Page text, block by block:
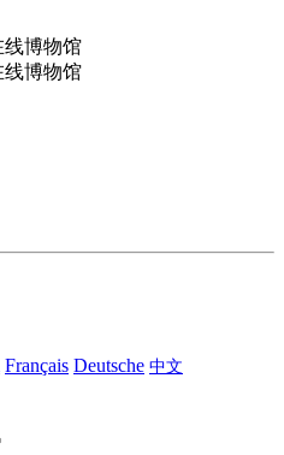
Français Deutsche 中文